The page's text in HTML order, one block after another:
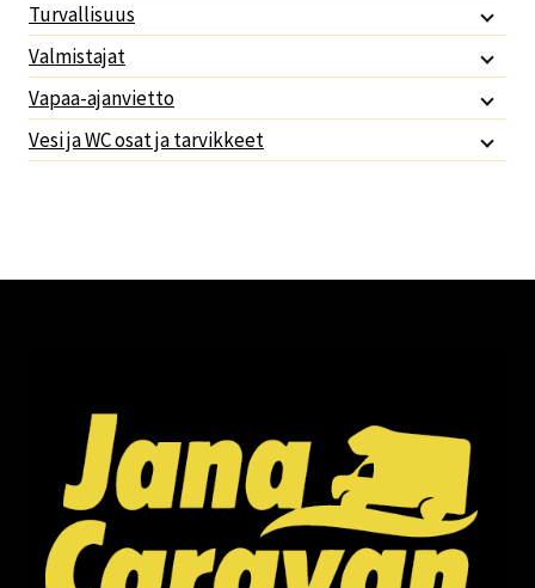
Turvallisuus
Valmistajat
Vapaa-ajanvietto
Vesi ja WC osat ja tarvikkeet